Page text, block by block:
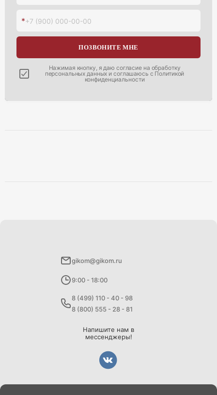
*+7 (900) 000-00-00
ПОЗВОНИТЕ МНЕ
Нажимая кнопку, я даю согласие на обработку
персональных данных и соглашаюсь с Политикой
конфиденциальности
gikom@gikom.ru
9:00 - 18:00
8 (499) 110 - 40 - 98
8 (800) 555 - 28 - 81
Напишите нам в
мессенджеры!